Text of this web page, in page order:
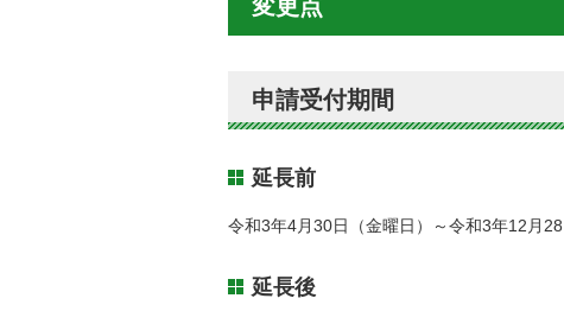
変更点
申請受付期間
延長前
令和3年4月30日（金曜日）～令和3年12月28
延長後